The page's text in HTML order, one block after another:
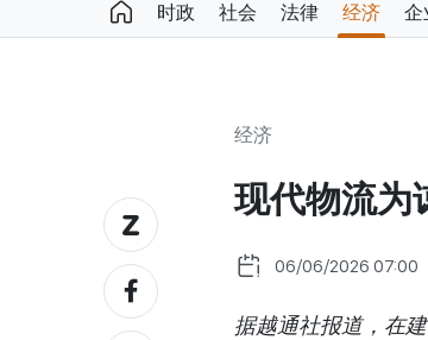
越南第十六届国会第一次非常
越南政府总理黎明兴：抓紧完
时政 社会 法律 经济 企
经济
现代物流为
06/06/2026 07:00
据越通社报道，在